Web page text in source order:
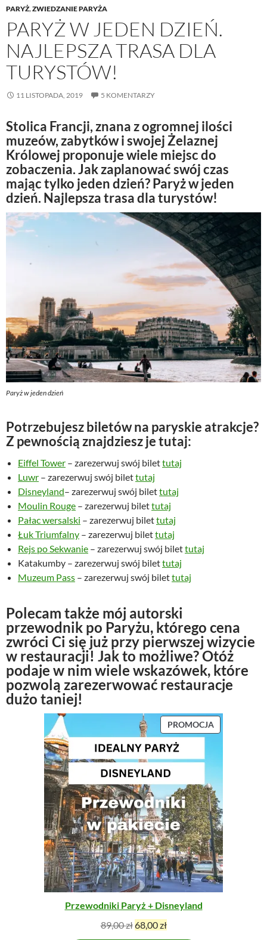
PARYŻ,ZWIEDZANIE PARYŻA
PARYŻ W JEDEN DZIEŃ.
NAJLEPSZA TRASA DLA
TURYSTÓW!
11 LISTOPADA, 2019 5 KOMENTARZY
Stolica Francji, znana z ogromnej ilości
muzeów, zabytków i swojej Żelaznej
Królowej proponuje wiele miejsc do
zobaczenia. Jak zaplanować swój czas
mając tylko jeden dzień? Paryż w jeden
dzień. Najlepsza trasa dla turystów!
Paryż w jeden dzień
Potrzebujesz biletów na paryskie atrakcje?
Z pewnością znajdziesz je tutaj:
Eiffel Tower – zarezerwuj swój bilettutaj
Luwr – zarezerwuj swój bilettutaj
Disneyland– zarezerwuj swój bilettutaj
Moulin Rouge – zarezerwuj bilettutaj
Pałac wersalski – zarezerwuj bilettutaj
Łuk Triumfalny – zarezerwuj bilettutaj
Rejs po Sekwanie – zarezerwuj swój bilettutaj
Katakumby – zarezerwuj swój bilettutaj
Muzeum Pass – zarezerwuj swój bilettutaj
Polecam także mój autorski
przewodnik po Paryżu, którego cena
zwróci Ci się już przy pierwszej wizycie
w restauracji! Jak to możliwe? Otóż
podaje w nim wiele wskazówek, które
pozwolą zarezerwować restauracje
dużo taniej!
PROMOCJAP
R
K
T
W
P
R
O
M
O
C
Przewodniki Paryż + Disneyland
89,00złP
68,00złA